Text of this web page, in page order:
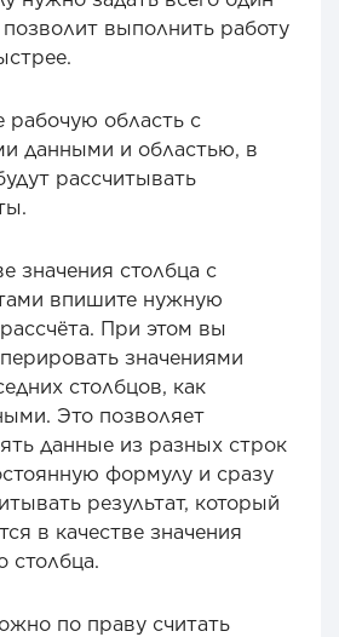
позволит выполнить работу
рабочую область с
данными и областью, в
рассчитывать
значения столбца с
впишите нужную
При этом вы
значениями
столбцов, как
Это позволяет
данные из разных строк
формулу и сразу
результат, который
в качестве значения
столбца.
по праву считать